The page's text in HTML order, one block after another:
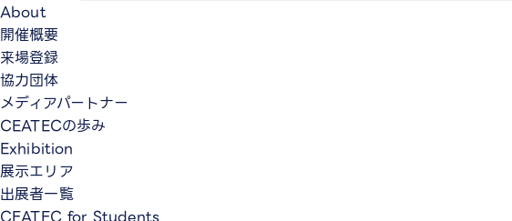
About
開催概要
来場登録
協力団体
メディアパートナー
CEATECの歩み
Exhibition
展示エリア
出展者一覧